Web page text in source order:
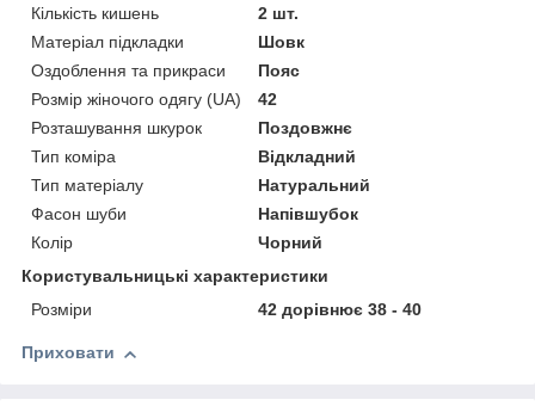
Кількість кишень
2 шт.
Матеріал підкладки
Шовк
Оздоблення та прикраси
Пояс
Розмір жіночого одягу (UA)
42
Розташування шкурок
Поздовжнє
Тип коміра
Відкладний
Тип матеріалу
Натуральний
Фасон шуби
Напівшубок
Колір
Чорний
Користувальницькі характеристики
Розміри
42 дорівнює 38 - 40
Приховати